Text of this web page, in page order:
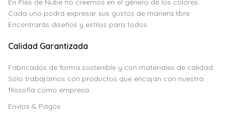
En Pies de Nube no creemos en el género de los colores.
Cada uno podrá expresar sus gustos de manera libre.
Encontrarás diseños y estilos para todos.
Calidad Garantizada
Fabricados de forma sostenible y con materiales de calidad.
Sólo trabajamos con productos que encajan con nuestra
filosofía como empresa.
Envíos & Pagos